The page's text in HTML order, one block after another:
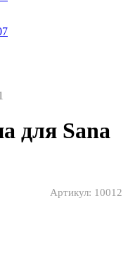
для Sana
Артикул: 10012